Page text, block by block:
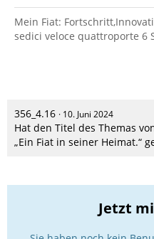
Mein Fiat:
sedici veloce quattroporte 6
356_4.16 10. Juni 2024
Hat den Titel des Themas
„Ein Fiat in seiner Heimat.“
Jetzt